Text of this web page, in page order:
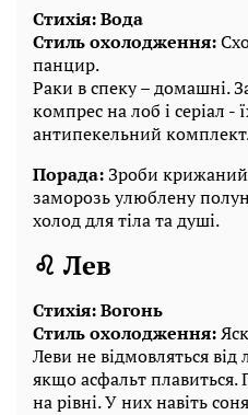
Стихія: Вода
Стиль охолодження:
панцир.
Раки в спеку – домашні.
компрес на лоб і серіал -
антипекельний
Порада:Зроби крижаний
заморозь улюблену
холод для тіла та душі.
♌ Лев
Стихія: Вогонь
Стиль охолодження:
Леви не відмовляться від
якщо асфальт плавиться.
на рівні. У них навіть